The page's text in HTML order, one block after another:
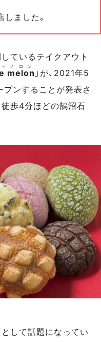
ました。
ているテイクアウト
melon
メロン
」が、2021年5
ンすることが発表さ
歩4分ほどの鵠沼石
して話題になってい